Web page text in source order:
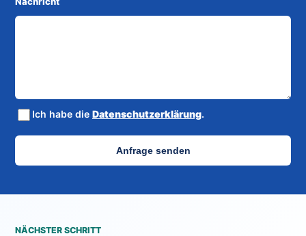
Ich habe die Datenschutzerklärung.
Anfrage senden
NÄCHSTER SCHRITT